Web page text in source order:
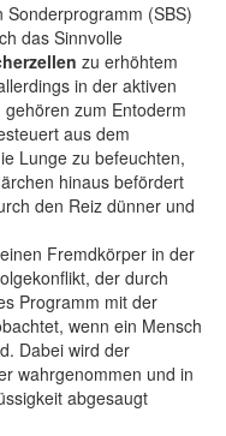
(SBS)
das Sinnvolle
zu erhöhtem
in der aktiven
zum Entoderm
aus dem
Lunge zu befeuchten,
hinaus befördert
den Reiz dünner und
Fremdkörper in der
der durch
Programm mit der
wenn ein Mensch
Dabei wird der
wahrgenommen und in
abgesaugt